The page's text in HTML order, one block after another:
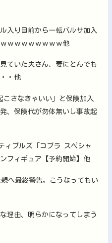
入り目前から一転バルサ加入
ｗｗｗｗｗｗｗｗ他
ていた夫さん、妻にとんでも
・他
こさなきゃいい」と保険加入
、保険代が勿体無いし事故起
ティブルズ「コブラ スペシャ
フィギュア【予約開始】他
親へ最終警告。こうなってもい
理由、明らかになってしまう